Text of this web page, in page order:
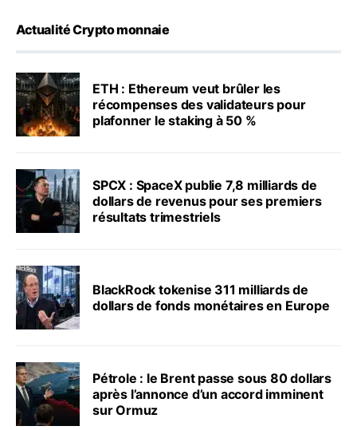
Actualité Crypto monnaie
ETH : Ethereum veut brûler les
récompenses des validateurs pour
plafonner le staking à 50 %
SPCX : SpaceX publie 7,8 milliards de
dollars de revenus pour ses premiers
résultats trimestriels
BlackRock tokenise 311 milliards de
dollars de fonds monétaires en Europe
Pétrole : le Brent passe sous 80 dollars
après l’annonce d’un accord imminent
sur Ormuz